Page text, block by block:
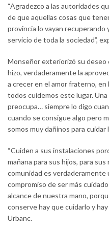
“Agradezco a las autoridades
de que aquellas cosas que
provincia lo vayan
servicio de toda la sociedad”,
Monseñor exteriorizó su deseo
hizo, verdaderamente la
a crecer en el amor fraterno,
todos cuidemos este lugar. Una
preocupa… siempre lo digo
cuando se consigue algo pero
somos muy dañinos para cuidar
“Cuiden a sus instalaciones
mañana para sus hijos, para
comunidad es verdaderamente
compromiso de ser más
alcance de nuestra mano,
conserve hay que cuidarlo y
Urbanc.